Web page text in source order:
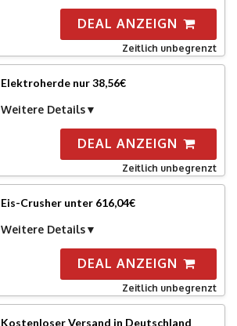
DEAL ANZEIGN
Zeitlich unbegrenzt
Elektroherde nur 38,56€
Weitere Details
DEAL ANZEIGN
Zeitlich unbegrenzt
Eis-Crusher unter 616,04€
Weitere Details
DEAL ANZEIGN
Zeitlich unbegrenzt
Kostenloser Versand in Deutschland